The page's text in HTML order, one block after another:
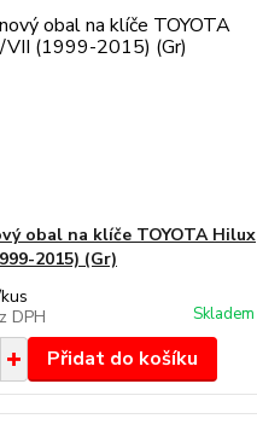
obal na klíče TOYOTA Hilux
2015) (Gr)
kus
DPH
Skladem
Přidat do košíku